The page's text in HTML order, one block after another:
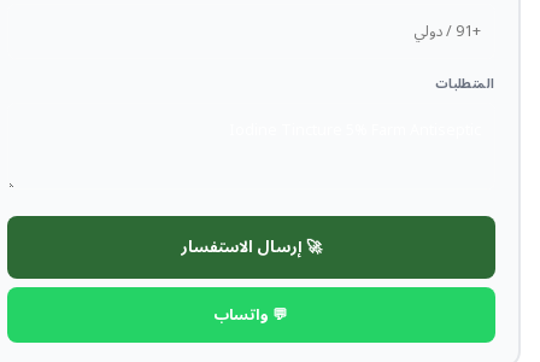
المتطلبات
🚀 إرسال الاستفسار
💬 واتساب